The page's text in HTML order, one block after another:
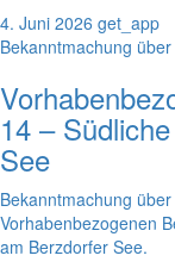
4. Juni 2026 get_app
Bekanntmachung
14 –
See
Bekanntmachung
Vorhabenbezogenen
am Berzdorfer See.